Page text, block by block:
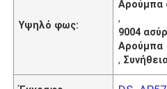
Υψηλό φως:
Αρούμπα
,
9004
Αρούμπα
,